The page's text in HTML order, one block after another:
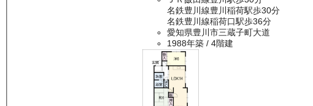
名鉄豊川線豊川稲荷駅歩30分
名鉄豊川線稲荷口駅歩36分
愛知県豊川市三蔵子町大道
1988年築 / 4階建